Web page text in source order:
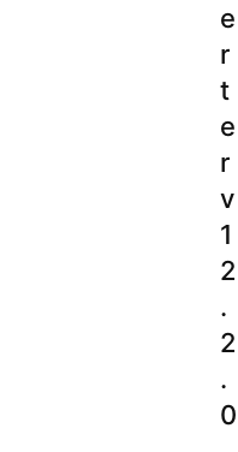
e
r
t
e
r
v
1
2
.
2
.
0